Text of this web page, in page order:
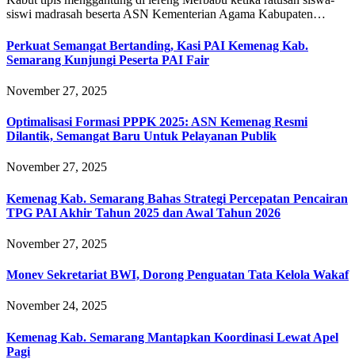
siswi madrasah beserta ASN Kementerian Agama Kabupaten…
Perkuat Semangat Bertanding, Kasi PAI Kemenag Kab.
Semarang Kunjungi Peserta PAI Fair
November 27, 2025
Optimalisasi Formasi PPPK 2025: ASN Kemenag Resmi
Dilantik, Semangat Baru Untuk Pelayanan Publik
November 27, 2025
Kemenag Kab. Semarang Bahas Strategi Percepatan Pencairan
TPG PAI Akhir Tahun 2025 dan Awal Tahun 2026
November 27, 2025
Monev Sekretariat BWI, Dorong Penguatan Tata Kelola Wakaf
November 24, 2025
Kemenag Kab. Semarang Mantapkan Koordinasi Lewat Apel
Pagi